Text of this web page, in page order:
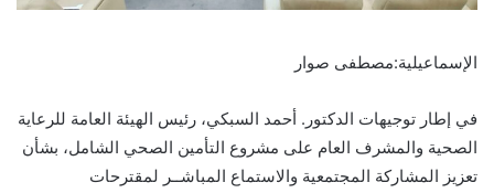
الإسماعيلية:مصطفى صوار
في إطار توجيهات الدكتور. أحمد السبكي، رئيس الهيئة العامة للرعاية
الصحية والمشرف العام على مشروع التأمين الصحي الشامل، بشأن
تعزيز المشاركة المجتمعية والاستماع المباشــر لمقترحات